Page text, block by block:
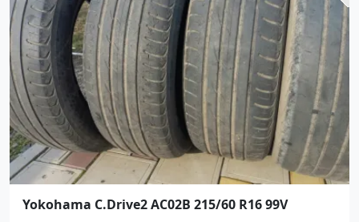
Yokohama C.Drive2 AC02B 215/60 R16 99V